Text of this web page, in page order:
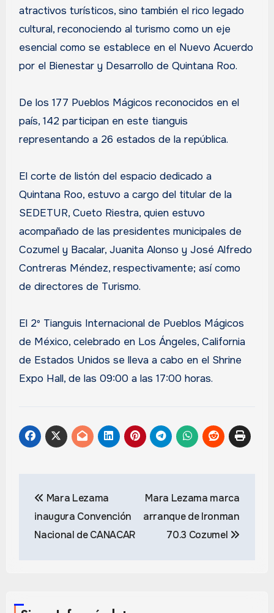
atractivos turísticos, sino también el rico legado
cultural, reconociendo al turismo como un eje
esencial como se establece en el Nuevo Acuerdo
por el Bienestar y Desarrollo de Quintana Roo.
De los 177 Pueblos Mágicos reconocidos en el
país, 142 participan en este tianguis
representando a 26 estados de la república.
El corte de listón del espacio dedicado a
Quintana Roo, estuvo a cargo del titular de la
SEDETUR, Cueto Riestra, quien estuvo
acompañado de las presidentes municipales de
Cozumel y Bacalar, Juanita Alonso y José Alfredo
Contreras Méndez, respectivamente; así como
de directores de Turismo.
El 2º Tianguis Internacional de Pueblos Mágicos
de México, celebrado en Los Ángeles, California
de Estados Unidos se lleva a cabo en el Shrine
Expo Hall, de las 09:00 a las 17:00 horas.
de
entradas
Mara Lezama
inaugura Convención
Nacional de CANACAR
Mara Lezama marca
arranque de Ironman
70.3 Cozumel